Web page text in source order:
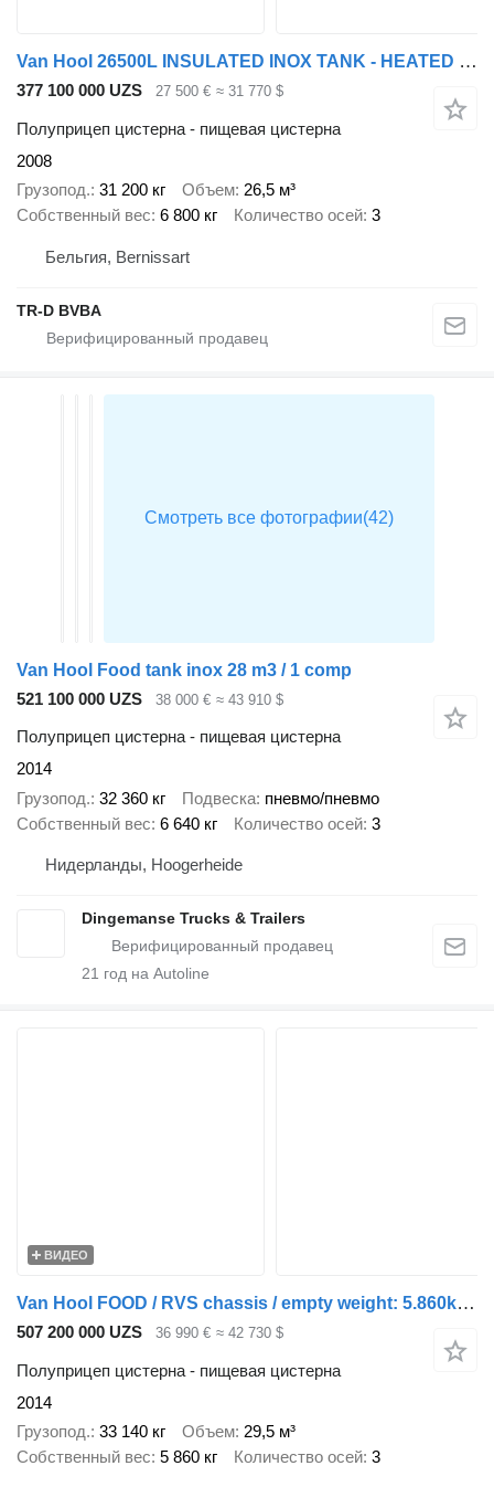
Van Hool 26500L INSULATED INOX TANK - HEATED - 120 °C 18BAR MAX W PRES
377 100 000 UZS 27 500 € ≈ 31 770 $
Полуприцеп цистерна - пищевая цистерна
2008
Грузопод. 31 200 кг Объем 26,5 м³
Собственный вес 6 800 кг Количество осей 3
Бельгия, Bernissart
TR-D BVBA
Van Hool Food tank inox 28 m3 / 1 comp
521 100 000 UZS
38 000 € ≈ 43 910 $
Полуприцеп цистерна - пищевая цистерна
2014
Грузопод. 32 360 кг Подвеска пневмо/пневмо
Собственный вес 6 640 кг Количество осей 3
Нидерланды, Hoogerheide
Dingemanse Trucks & Trailers
21 год на Autoline
ВИДЕО
Van Hool FOOD / RVS chassis / empty weight: 5.860kg / 29.500L / 1-comp.+
507 200 000 UZS 36 990 € ≈ 42 730 $
Полуприцеп цистерна - пищевая цистерна
2014
Грузопод. 33 140 кг Объем 29,5 м³
Собственный вес 5 860 кг Количество осей 3